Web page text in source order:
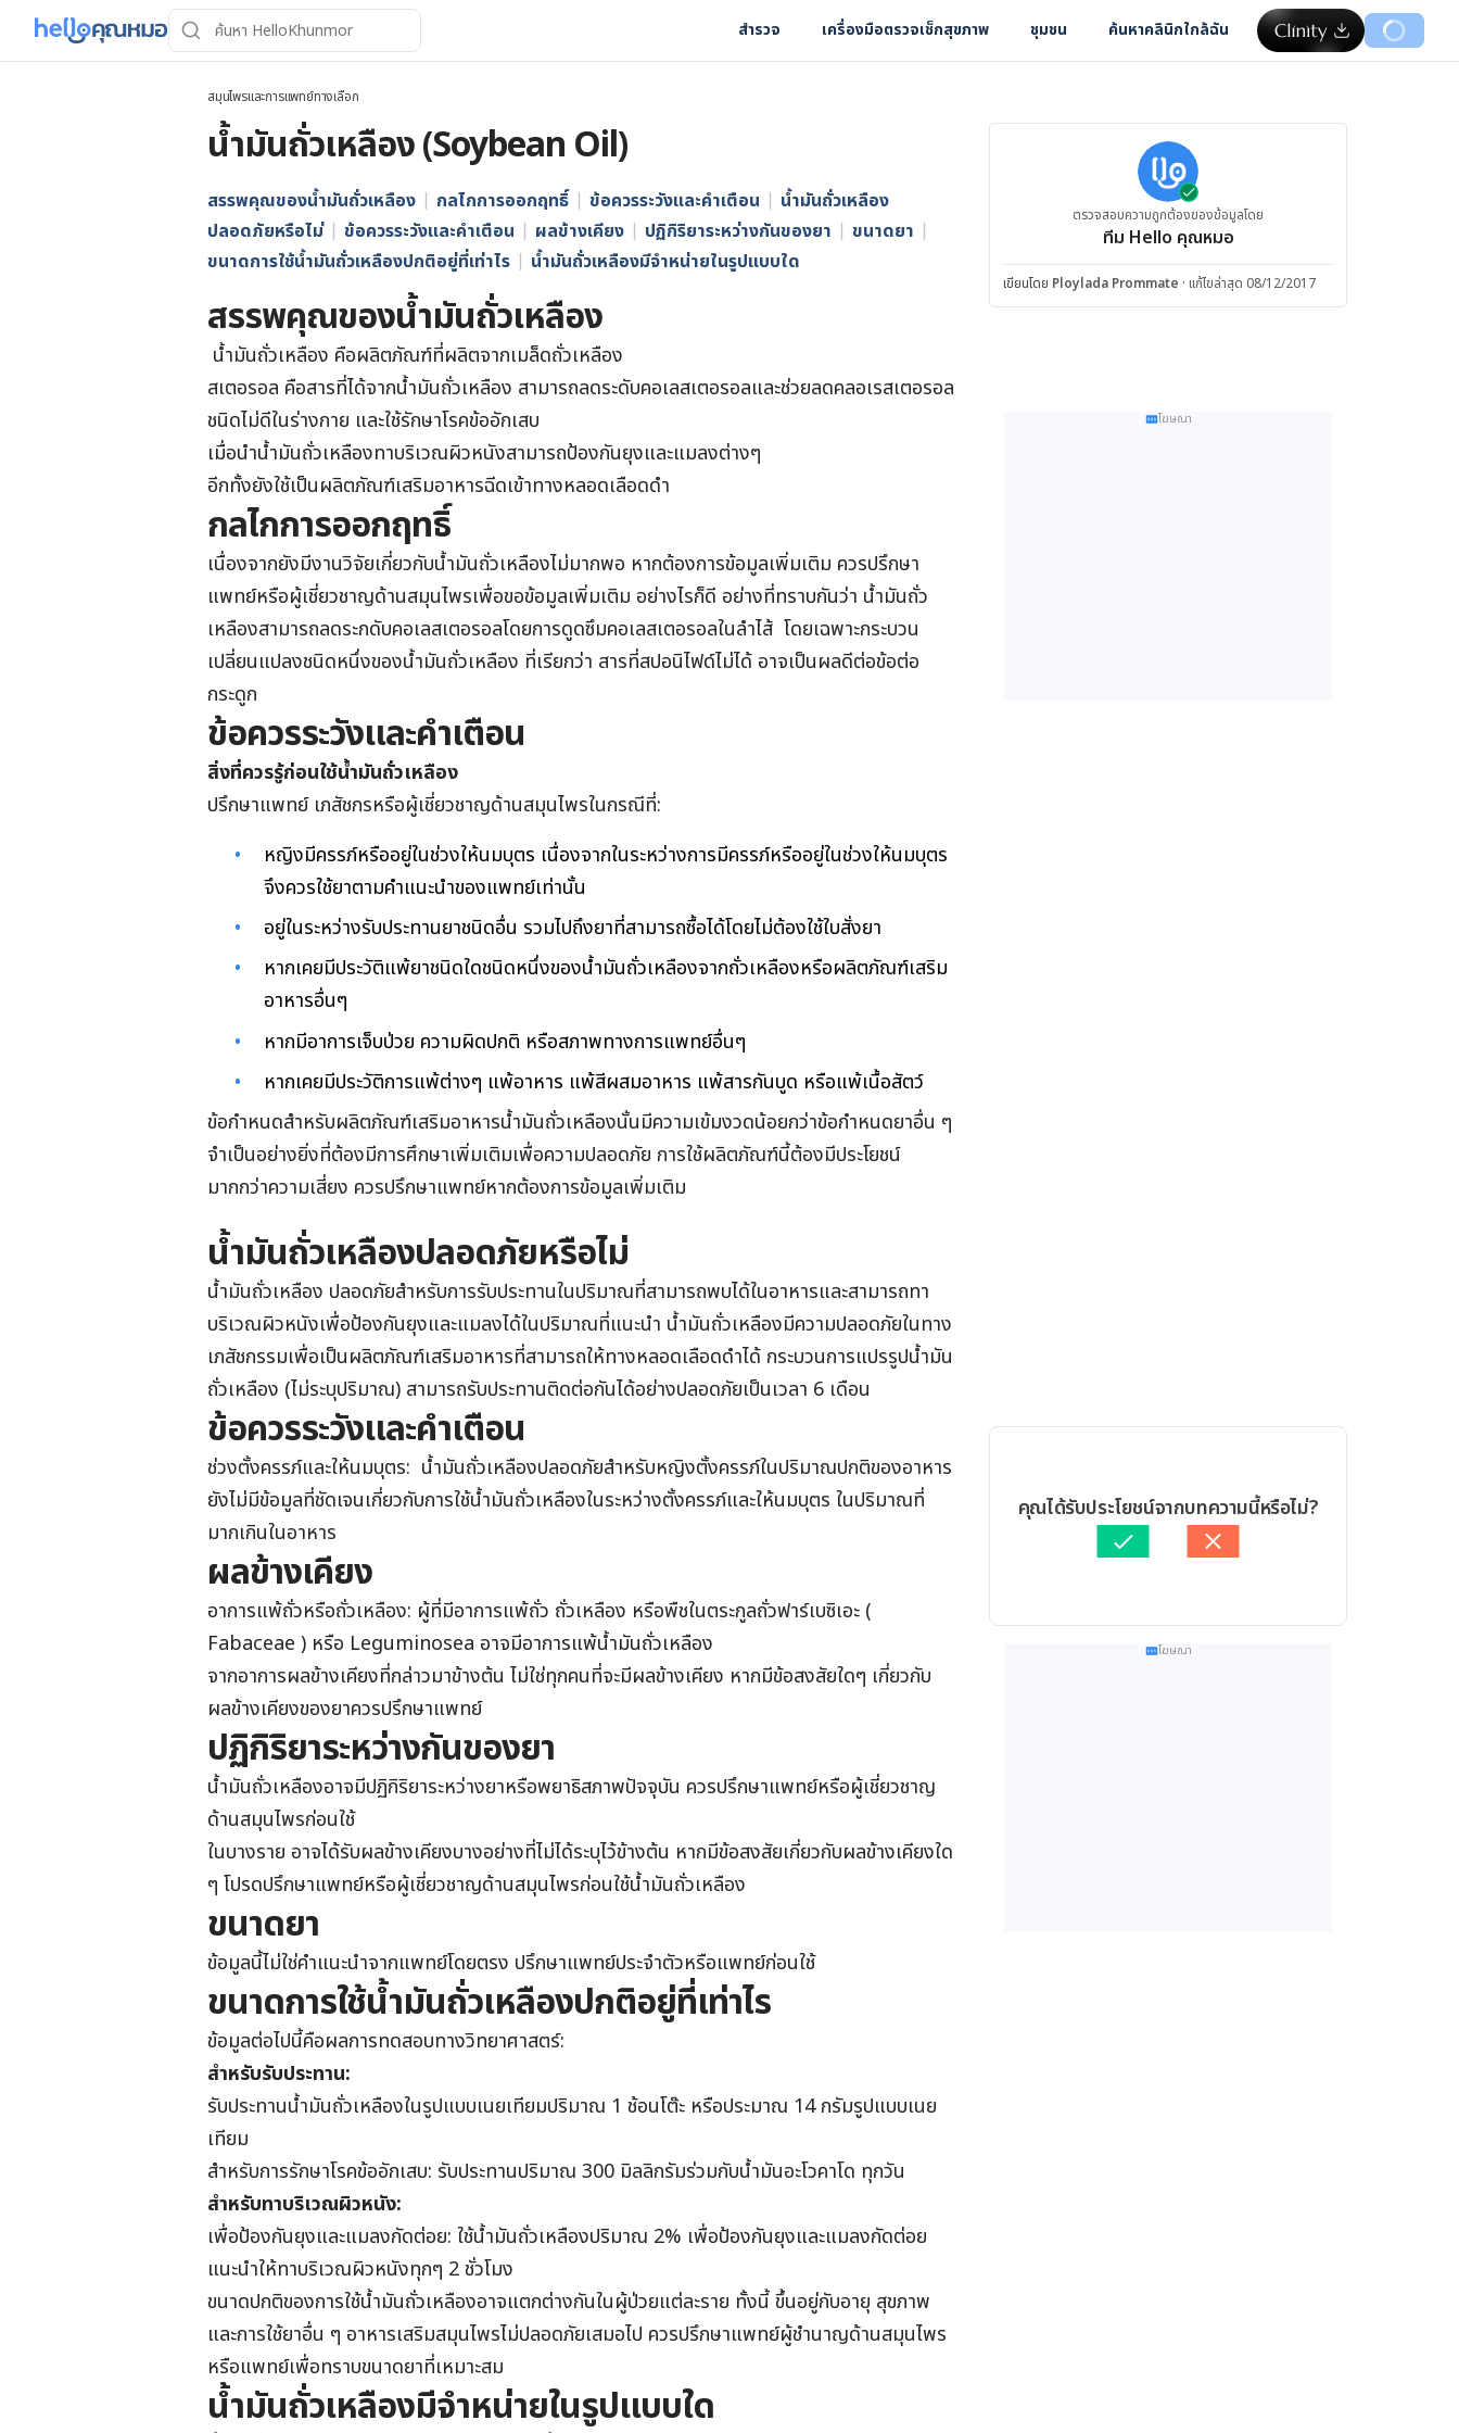
สำรวจ เครื่องมือตรวจเช็กสุขภาพ ชุมชน ค้นหาคลินิกใกล้ฉัน
สมุนไพรและการแพทย์ทางเลือก
น้ำมันถั่วเหลือง (Soybean Oil)
สรรพคุณของน้ำมันถั่วเหลือง กลไกการออกฤทธิ์ ข้อควรระวังและคำเตือน
น้ำมันถั่วเหลือง
ปลอดภัยหรือไม่
ข้อควรระวังและคำเตือน ผลข้างเคียง ปฏิกิริยาระหว่างกันของยา
ขนาดยา
ขนาดการใช้น้ำมันถั่วเหลืองปกติอยู่ที่เท่าไร
น้ำมันถั่วเหลืองมีจำหน่ายในรูปแบบใด
สรรพคุณของน้ำมันถั่วเหลือง
น้ำมันถั่วเหลือง คือผลิตภัณฑ์ที่ผลิตจากเมล็ดถั่วเหลือง
สเตอรอล คือสารที่ได้จากน้ำมันถั่วเหลือง สามารถลดระดับคอเลสเตอรอลและช่วยลดคลอเรสเตอรอล
ชนิดไม่ดีในร่างกาย และใช้รักษาโรคข้ออักเสบ
เมื่อนำน้ำมันถั่วเหลืองทาบริเวณผิวหนังสามารถป้องกันยุงและแมลงต่างๆ
อีกทั้งยังใช้เป็นผลิตภัณฑ์เสริมอาหารฉีดเข้าทางหลอดเลือดดำ
กลไกการออกฤทธิ์
เนื่องจากยังมีงานวิจัยเกี่ยวกับน้ำมันถั่วเหลืองไม่มากพอ หากต้องการข้อมูลเพิ่มเติม ควรปรึกษา
แพทย์หรือผู้เชี่ยวชาญด้านสมุนไพรเพื่อขอข้อมูลเพิ่มเติม อย่างไรก็ดี อย่างที่ทราบกันว่า น้ำมันถั่ว
เหลืองสามารถลดระกดับคอเลสเตอรอลโดยการดูดซึมคอเลสเตอรอลในลำไส้ โดยเฉพาะกระบวน
เปลี่ยนแปลงชนิดหนึ่งของน้ำมันถั่วเหลือง ที่เรียกว่า สารที่สปอนิไฟด์ไม่ได้ อาจเป็นผลดีต่อข้อต่อ
กระดูก
ข้อควรระวังและคำเตือน
สิ่งที่ควรรู้ก่อนใช้น้ำมันถั่วเหลือง
ปรึกษาแพทย์ เภสัชกรหรือผู้เชี่ยวชาญด้านสมุนไพรในกรณีที่:
หญิงมีครรภ์หรืออยู่ในช่วงให้นมบุตร เนื่องจากในระหว่างการมีครรภ์หรืออยู่ในช่วงให้นมบุตร
จึงควรใช้ยาตามคำแนะนำของแพทย์เท่านั้น
อยู่ในระหว่างรับประทานยาชนิดอื่น รวมไปถึงยาที่สามารถซื้อได้โดยไม่ต้องใช้ใบสั่งยา
หากเคยมีประวัติแพ้ยาชนิดใดชนิดหนึ่งของน้ำมันถั่วเหลืองจากถั่วเหลืองหรือผลิตภัณฑ์เสริม
อาหารอื่นๆ
หากมีอาการเจ็บป่วย ความผิดปกติ หรือสภาพทางการแพทย์อื่นๆ
หากเคยมีประวัติการแพ้ต่างๆ แพ้อาหาร แพ้สีผสมอาหาร แพ้สารกันบูด หรือแพ้เนื้อสัตว์
ข้อกำหนดสำหรับผลิตภัณฑ์เสริมอาหารน้ำมันถั่วเหลืองนั้นมีความเข้มงวดน้อยกว่าข้อกำหนดยาอื่น ๆ
จำเป็นอย่างยิ่งที่ต้องมีการศึกษาเพิ่มเติมเพื่อความปลอดภัย การใช้ผลิตภัณฑ์นี้ต้องมีประโยชน์
มากกว่าความเสี่ยง ควรปรึกษาแพทย์หากต้องการข้อมูลเพิ่มเติม
น้ำมันถั่วเหลืองปลอดภัยหรือไม่
น้ำมันถั่วเหลือง ปลอดภัยสำหรับการรับประทานในปริมาณที่สามารถพบได้ในอาหารและสามารถทา
บริเวณผิวหนังเพื่อป้องกันยุงและแมลงได้ในปริมาณที่แนะนำ น้ำมันถั่วเหลืองมีความปลอดภัยในทาง
เภสัชกรรมเพื่อเป็นผลิตภัณฑ์เสริมอาหารที่สามารถให้ทางหลอดเลือดดำได้ กระบวนการแปรรูปน้ำมัน
ถั่วเหลือง (ไม่ระบุปริมาณ) สามารถรับประทานติดต่อกันได้อย่างปลอดภัยเป็นเวลา 6 เดือน
ข้อควรระวังและคำเตือน
ช่วงตั้งครรภ์และให้นมบุตร: น้ำมันถั่วเหลืองปลอดภัยสำหรับหญิงตั้งครรภ์ในปริมาณปกติของอาหาร
ยังไม่มีข้อมูลที่ชัดเจนเกี่ยวกับการใช้น้ำมันถั่วเหลืองในระหว่างตั้งครรภ์และให้นมบุตร ในปริมาณที่
มากเกินในอาหาร
ผลข้างเคียง
อาการแพ้ถั่วหรือถั่วเหลือง: ผู้ที่มีอาการแพ้ถั่ว ถั่วเหลือง หรือพืชในตระกูลถั่วฟาร์เบซิเอะ (
Fabaceae ) หรือ Leguminosea อาจมีอาการแพ้น้ำมันถั่วเหลือง
จากอาการผลข้างเคียงที่กล่าวมาข้างต้น ไม่ใช่ทุกคนที่จะมีผลข้างเคียง หากมีข้อสงสัยใดๆ เกี่ยวกับ
ผลข้างเคียงของยาควรปรึกษาแพทย์
ปฏิกิริยาระหว่างกันของยา
น้ำมันถั่วเหลืองอาจมีปฏิกิริยาระหว่างยาหรือพยาธิสภาพปัจจุบัน ควรปรึกษาแพทย์หรือผู้เชี่ยวชาญ
ด้านสมุนไพรก่อนใช้
ในบางราย อาจได้รับผลข้างเคียงบางอย่างที่ไม่ได้ระบุไว้ข้างต้น หากมีข้อสงสัยเกี่ยวกับผลข้างเคียงใด
ๆ โปรดปรึกษาแพทย์หรือผู้เชี่ยวชาญด้านสมุนไพรก่อนใช้น้ำมันถั่วเหลือง
ขนาดยา
ข้อมูลนี้ไม่ใช่คำแนะนำจากแพทย์โดยตรง ปรึกษาแพทย์ประจำตัวหรือแพทย์ก่อนใช้
ขนาดการใช้น้ำมันถั่วเหลืองปกติอยู่ที่เท่าไร
ข้อมูลต่อไปนี้คือผลการทดสอบทางวิทยาศาสตร์:
สำหรับรับประทาน:
รับประทานน้ำมันถั่วเหลืองในรูปแบบเนยเทียมปริมาณ 1 ช้อนโต๊ะ หรือประมาณ 14 กรัมรูปแบบเนย
เทียม
สำหรับการรักษาโรคข้ออักเสบ: รับประทานปริมาณ 300 มิลลิกรัมร่วมกับน้ำมันอะโวคาโด ทุกวัน
สำหรับทาบริเวณผิวหนัง:
เพื่อป้องกันยุงและแมลงกัดต่อย: ใช้น้ำมันถั่วเหลืองปริมาณ 2% เพื่อป้องกันยุงและแมลงกัดต่อย
แนะนำให้ทาบริเวณผิวหนังทุกๆ 2 ชั่วโมง
ขนาดปกติของการใช้น้ำมันถั่วเหลืองอาจแตกต่างกันในผู้ป่วยแต่ละราย ทั้งนี้ ขึ้นอยู่กับอายุ สุขภาพ
และการใช้ยาอื่น ๆ อาหารเสริมสมุนไพรไม่ปลอดภัยเสมอไป ควรปรึกษาแพทย์ผู้ชำนาญด้านสมุนไพร
หรือแพทย์เพื่อทราบขนาดยาที่เหมาะสม
น้ำมันถั่วเหลืองมีจำหน่ายในรูปแบบใด
ตรวจสอบความถูกต้องของข้อมูลโดย
ทีม Hello คุณหมอ
เขียนโดย Ploylada Prommate · แก้ไขล่าสุด 08/12/2017
โฆษณา
คุณได้รับประโยชน์จากบทความนี้หรือไม่?
โฆษณา